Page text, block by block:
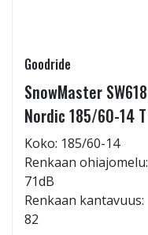
Goodride
SnowMaster SW618
Nordic 185/60-14 T
Koko: 185/60-14
Renkaan ohiajomelu:
71dB
Renkaan kantavuus:
82